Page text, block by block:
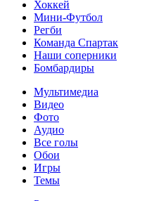
Хоккей
Мини-Футбол
Регби
Команда Спартак
Наши соперники
Бомбардиры
Мультимедиа
Видео
Фото
Аудио
Все голы
Обои
Игры
Темы